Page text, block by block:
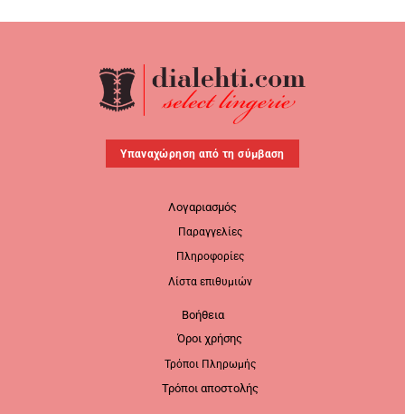
Υπαναχώρηση από τη σύμβαση
Λογαριασμός
Παραγγελίες
Πληροφορίες
Λίστα επιθυμιών
Βοήθεια
Όροι χρήσης
Τρόποι Πληρωμής
Τρόποι αποστολής